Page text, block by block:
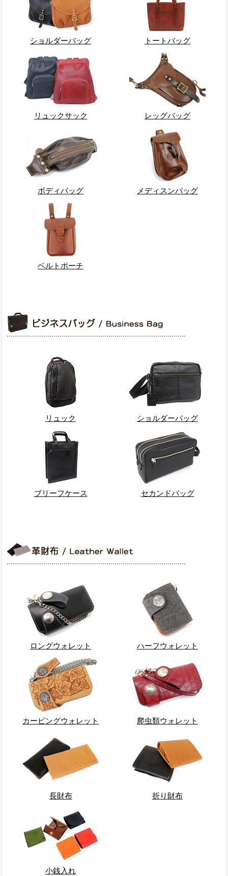
ショルダーバッグ トートバッグ
リュックサック レッグバッグ
ボディバッグ メディスンバッグ
ベルトポーチ
リュック ショルダーバッグ
ブリーフケース セカンドバッグ
ロングウォレット ハーフウォレット
カービングウォレット 爬虫類ウォレット
長財布 折り財布
小銭入れ